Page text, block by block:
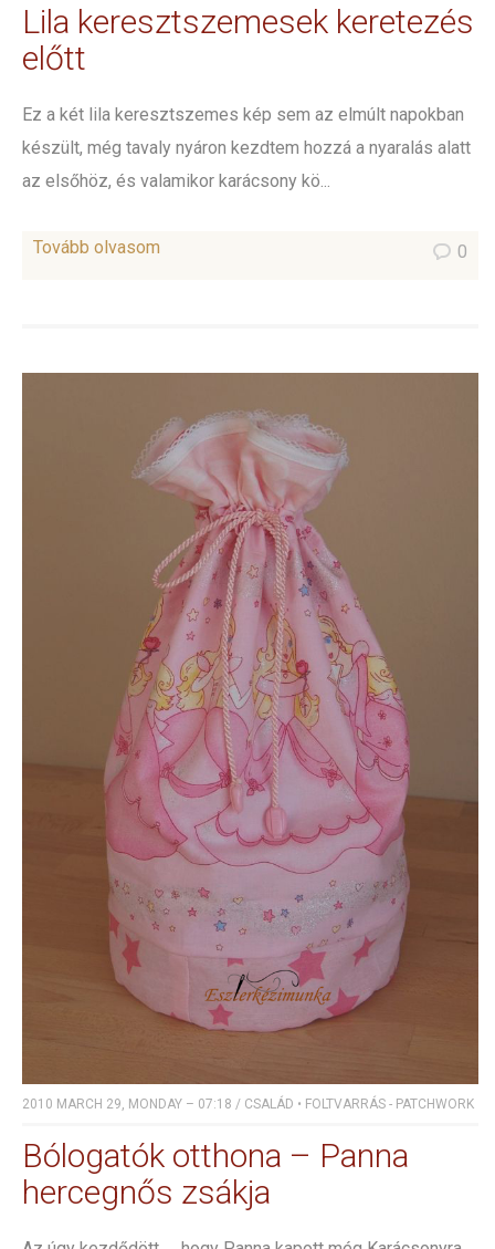
Lila keresztszemesek keretezés
előtt
Ez a két lila keresztszemes kép sem az elmúlt napokban
készült, még tavaly nyáron kezdtem hozzá a nyaralás alatt
az elsőhöz, és valamikor karácsony kö...
Tovább olvasom 0
2010 MARCH 29, MONDAY – 07:18 / CSALÁD • FOLTVARRÁS - PATCHWORK
Bólogatók otthona – Panna
hercegnős zsákja